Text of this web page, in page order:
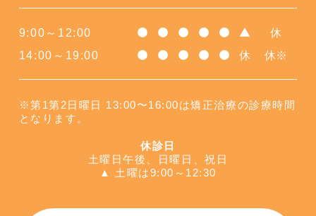
9:00～12:00 ● ● ● ● ● ▲
休
14:00～19:00
● ● ● ● ● 休 休※
※第1第2日曜日 13:00〜16:00は矯正治療の診療時間
となります。
休診日
土曜日午後、日曜日、祝日
▲ 土曜は9:00～12:30